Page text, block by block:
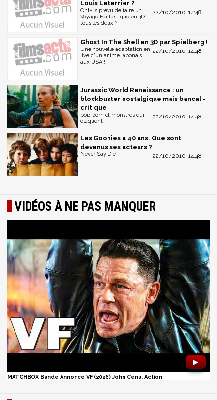
Louis Leterrier ?
22/10/2010, 14:48
Ont-ils prévu de faire un
Voyage Fantastique en 3D
tous les deux ?
Ghost In The Shell en 3D par Spielberg !
22/10/2010, 14:48
Une nouvelle adaptation en
live d'un anime japonais
aux USA !
Jurassic World Renaissance : un
blockbuster nostalgique mais bancal -
critique
22/10/2010, 14:48
pop-corn et monstres qui
claquent
Les Goonies a 40 ans. Que sont
devenus ses acteurs ?
22/10/2010, 14:48
Never Say Die
VIDÉOS À NE PAS MANQUER
►
MATCHBOX Bande Annonce VF (2026) John Cena, Action